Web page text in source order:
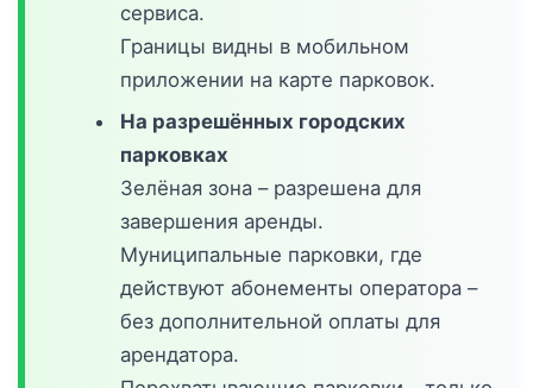
сервиса.
Границы видны в мобильном
приложении на карте парковок.
На разрешённых городских
парковках
Зелёная зона – разрешена для
завершения аренды.
Муниципальные парковки, где
действуют абонементы оператора –
без дополнительной оплаты для
арендатора.